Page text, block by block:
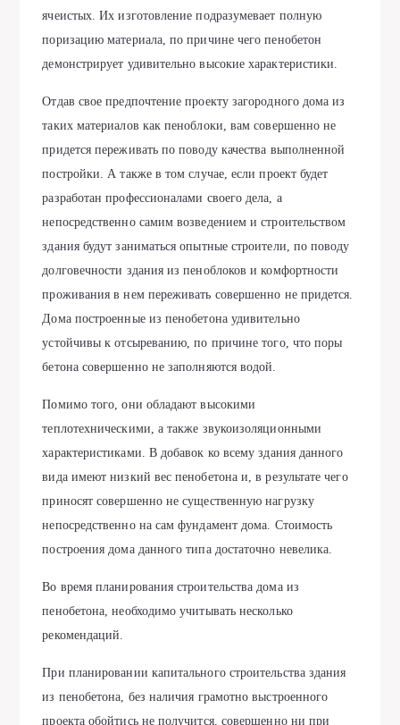
ячеистых. Их изготовление подразумевает полную
поризацию материала, по причине чего пенобетон
демонстрирует удивительно высокие характеристики.
Отдав свое предпочтение проекту загородного дома из
таких материалов как пеноблоки, вам совершенно не
придется переживать по поводу качества выполненной
постройки. А также в том случае, если проект будет
разработан профессионалами своего дела, а
непосредственно самим возведением и строительством
здания будут заниматься опытные строители, по поводу
долговечности здания из пеноблоков и комфортности
проживания в нем переживать совершенно не придется.
Дома построенные из пенобетона удивительно
устойчивы к отсыреванию, по причине того, что поры
бетона совершенно не заполняются водой.
Помимо того, они обладают высокими
теплотехническими, а также звукоизоляционными
характеристиками. В добавок ко всему здания данного
вида имеют низкий вес пенобетона и, в результате чего
приносят совершенно не существенную нагрузку
непосредственно на сам фундамент дома. Стоимость
построения дома данного типа достаточно невелика.
Во время планирования строительства дома из
пенобетона, необходимо учитывать несколько
рекомендаций.
При планировании капитального строительства здания
из пенобетона, без наличия грамотно выстроенного
проекта обойтись не получится, совершенно ни при